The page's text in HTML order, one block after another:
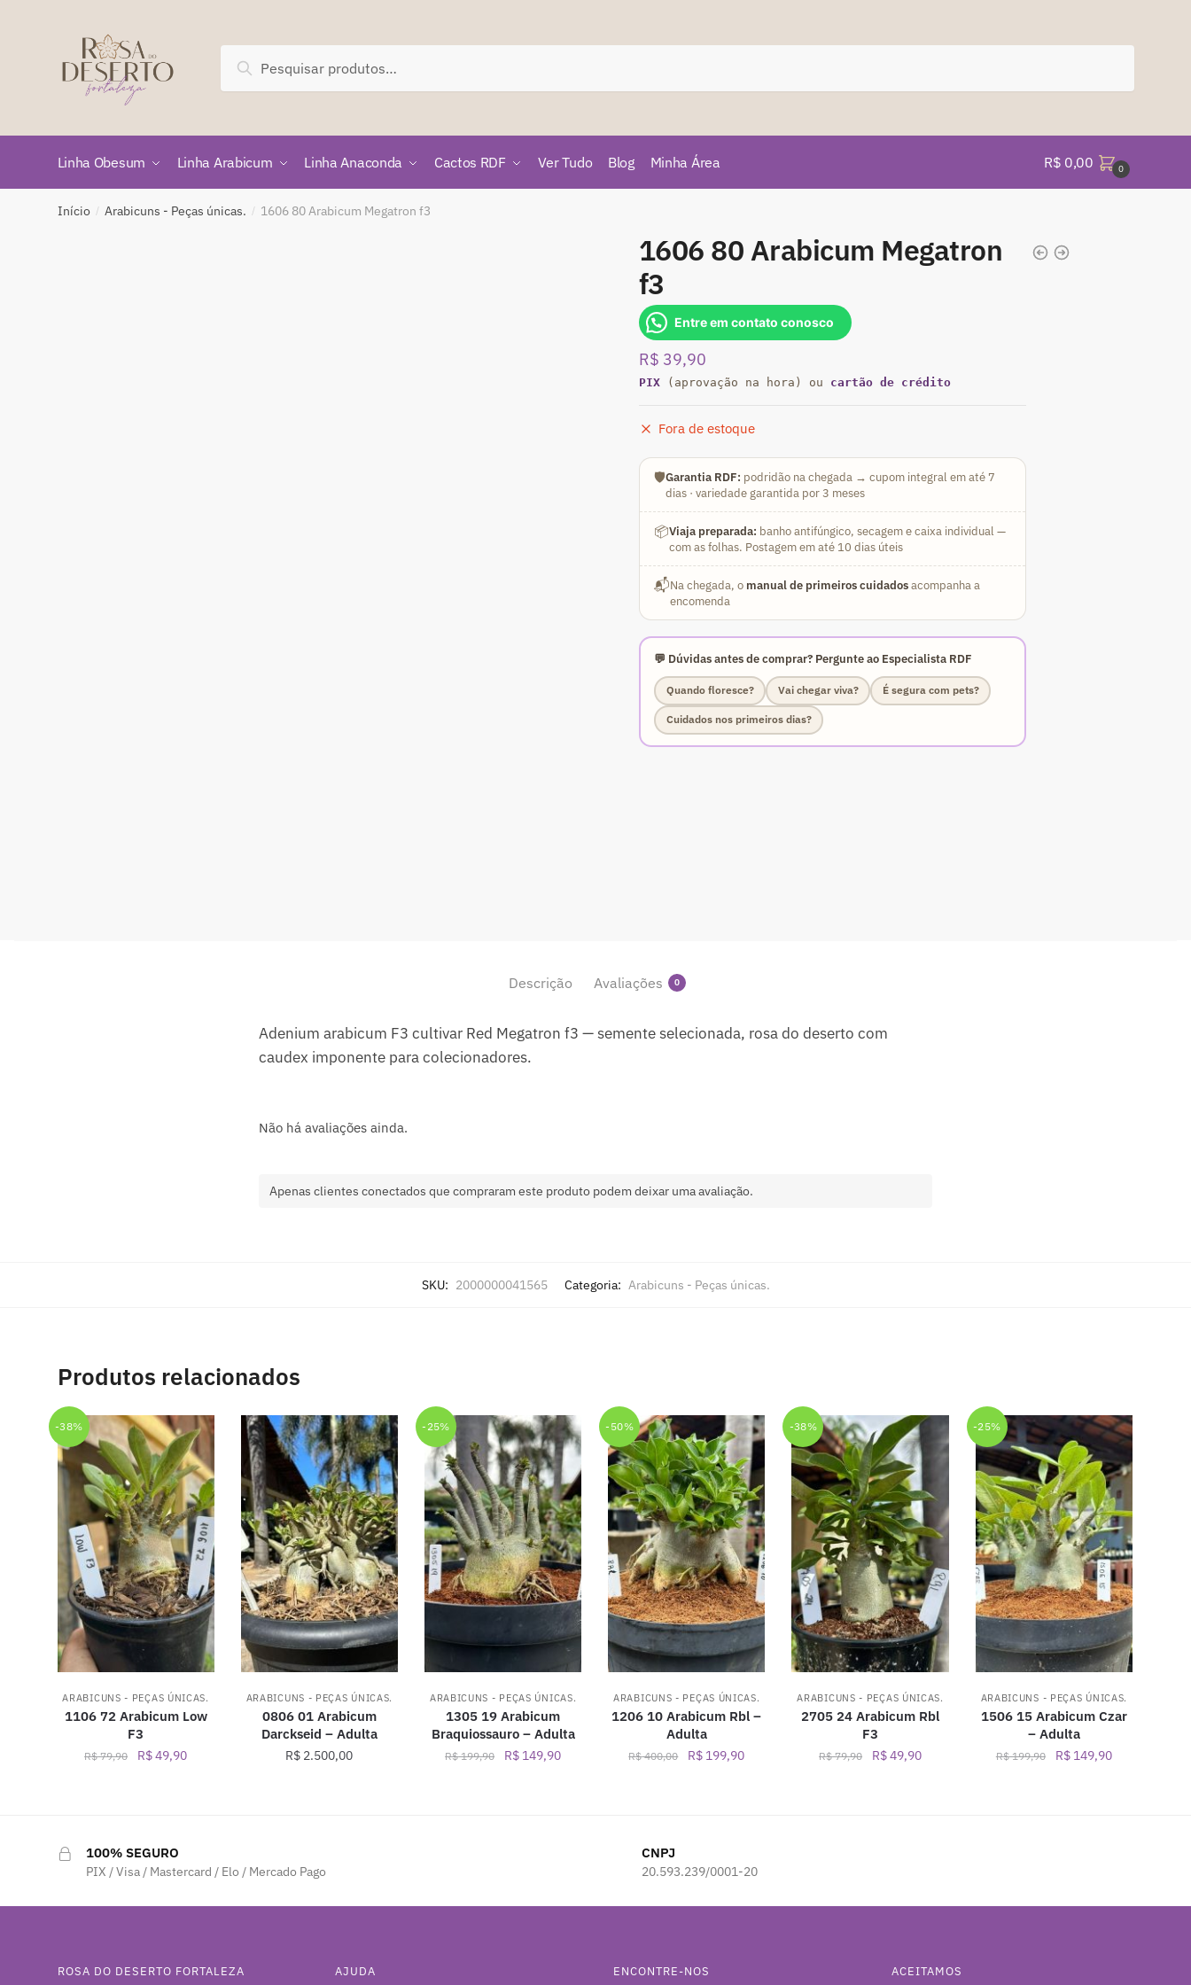
por:
Pesquisar
Linha Obesum Linha Arabicum Linha Anaconda Cactos RDF Ver Tudo Blog Minha Área R$ 0,00 0
Início / Arabicuns - Peças únicas. / 1606 80 Arabicum Megatron f3
1606 80 Arabicum Megatron
f3
Entre em contato conosco
R$ 39,90
PIX(aprovação na hora) ou cartão de crédito
Fora de estoque
🛡️Garantia RDF: podridão na chegada → cupom integral em até 7
dias · variedade garantida por 3 meses
📦Viaja preparada: banho antifúngico, secagem e caixa individual —
com as folhas. Postagem em até 10 dias úteis
📬Na chegada, o manual de primeiros cuidadosacompanha a
encomenda
💬 Dúvidas antes de comprar? Pergunte ao Especialista RDF
Quando floresce? Vai chegar viva? É segura com pets?
Cuidados nos primeiros dias?
Descrição Avaliações 0
Adenium arabicum F3 cultivar Red Megatron f3 — semente selecionada, rosa do deserto com
caudex imponente para colecionadores.
Não há avaliações ainda.
Apenas clientes conectados que compraram este produto podem deixar uma avaliação.
SKU: 2000000041565 Categoria: Arabicuns - Peças únicas.
Produtos relacionados
-38%
ARABICUNS - PEÇAS ÚNICAS.
1106 72 Arabicum Low
F3
R$79,90
O
R$49,90O
ARABICUNS - PEÇAS ÚNICAS.
0806 01 Arabicum
Darckseid – Adulta
R$ 2.500,00
-25%
ARABICUNS - PEÇAS ÚNICAS.
1305 19 Arabicum
Braquiossauro – Adulta
R$199,90
O
R$ 149,90O
-50%
ARABICUNS - PEÇAS ÚNICAS.
1206 10 Arabicum Rbl –
Adulta
R$400,00
O
R$ 199,90O
-38%
ARABICUNS - PEÇAS ÚNICAS.
2705 24 Arabicum Rbl
F3
R$79,90
O
R$49,90O
-25%
ARABICUNS - PEÇAS ÚNICAS.
1506 15 Arabicum Czar
– Adulta
R$199,90
O
R$149,90O
100% SEGURO
PIX / Visa / Mastercard / Elo / Mercado Pago
CNPJ
20.593.239/0001-20
ROSA DO DESERTO FORTALEZA AJUDA ENCONTRE-NOS ACEITAMOS